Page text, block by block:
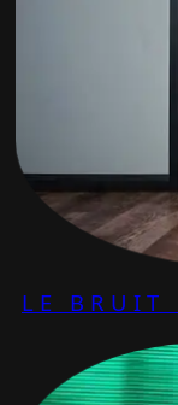
LE BRUIT